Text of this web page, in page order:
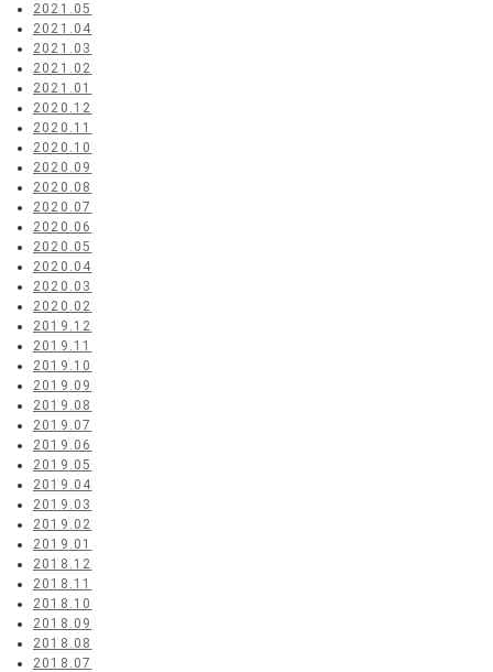
2021.05
2021.04
2021.03
2021.02
2021.01
2020.12
2020.11
2020.10
2020.09
2020.08
2020.07
2020.06
2020.05
2020.04
2020.03
2020.02
2019.12
2019.11
2019.10
2019.09
2019.08
2019.07
2019.06
2019.05
2019.04
2019.03
2019.02
2019.01
2018.12
2018.11
2018.10
2018.09
2018.08
2018.07